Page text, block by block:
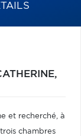
et recherché, à
chambres